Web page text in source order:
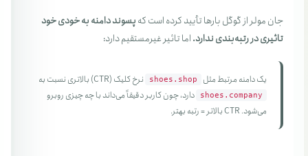
جان مولر از گوگل بارها تأیید کرده است کهپسوند دامنه به خودی خود
تاثیری در رتبه‌بندی ندارد.اما تاثیر غیرمستقیم دارد:
یک دامنه مرتبط مثل shoes.shop نرخ کلیک (CTR) بالاتری نسبت به
shoes.company
دارد، چون کاربر دقیقاً می‌داند با چه چیزی روبرو
می‌شود. CTR بالاتر = رتبه بهتر.